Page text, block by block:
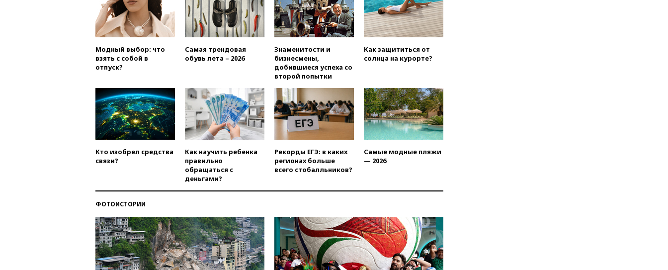
вчера, 20:35ПВО за день
сбила еще 281 украинский
беспилотник над Россией
вчера, 20:27Ямпольская
призвала оптимизировать
олимпиады для поступления в
вузы
предложил оплачивать
защиту дорог от БПЛА из
средств на ремонт
вчера, 20:00Зеленский 8
августа посетит Сербию с
официальным визитом
вчера, 19:58В Госдуму будет
внесен законопроект об
вчера, 19:50Аэропорты Сочи и
вчера, 19:35WP: Трамп
призвал доноров-
республиканцев поддержать
Вэнса на выборах 2028 года
вчера, 19:20Число ломбардов
Модный выбор: что
взять с собой в
отпуск?
Самая трендовая
обувь лета – 2026
Знаменитости и
бизнесмены,
добившиеся успеха со
второй попытки
Как защититься от
солнца на курорте?
Кто изобрел средства
связи?
Как научить ребенка
правильно
обращаться с
деньгами?
Рекорды ЕГЭ: в каких
регионах больше
всего стобалльников?
Самые модные пляжи
— 2026
ФОТОИСТОРИИ